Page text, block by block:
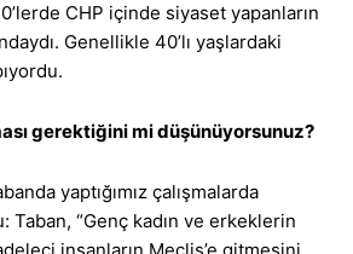
CHP içinde siyaset yapanların
Genellikle 40’lı yaşlardaki
gerektiğini mi düşünüyorsunuz?
yaptığımız çalışmalarda
Taban, “Genç kadın ve erkeklerin